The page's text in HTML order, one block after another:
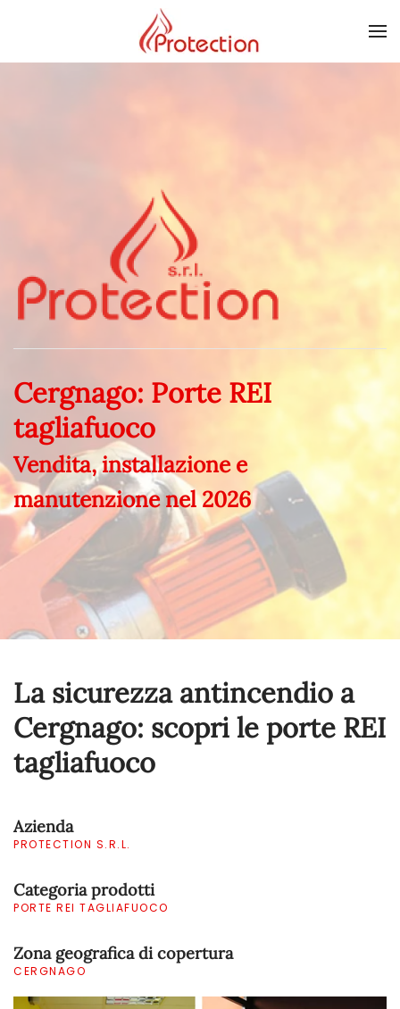
Skip to main content
Cergnago: Porte REI
tagliafuoco
Vendita, installazione e
manutenzione nel2026
La sicurezza antincendio a
Cergnago: scopri le porte REI
tagliafuoco
Azienda
PROTECTION S.R.L.
Categoria prodotti
PORTE REI TAGLIAFUOCO
Zona geografica di copertura
CERGNAGO